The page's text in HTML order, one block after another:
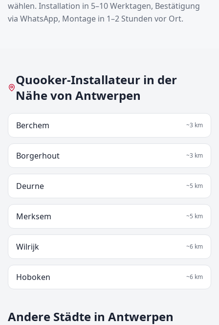
wählen. Installation in 5–10 Werktagen, Bestätigung
via WhatsApp, Montage in 1–2 Stunden vor Ort.
Quooker-Installateur in der
Nähe von Antwerpen
Berchem ~3 km
Borgerhout ~3 km
Deurne ~5 km
Merksem ~5 km
Wilrijk ~6 km
Hoboken ~6 km
Andere Städte in Antwerpen